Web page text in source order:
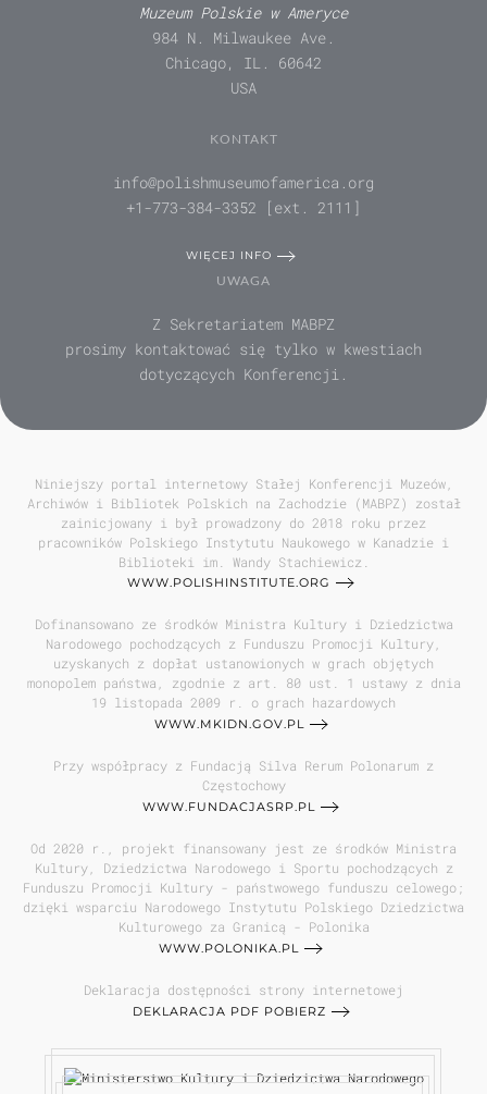
Muzeum Polskie w Ameryce
984 N. Milwaukee Ave.
Chicago, IL. 60642
USA
KONTAKT
info@polishmuseumofamerica.org
+1-773-384-3352 [ext. 2111]
WIĘCEJ INFO
UWAGA
Z Sekretariatem MABPZ
prosimy kontaktować się tylko w kwestiach
dotyczących Konferencji.
Niniejszy portal internetowy Stałej Konferencji Muzeów,
Archiwów i Bibliotek Polskich na Zachodzie (MABPZ) został
zainicjowany i był prowadzony do 2018 roku przez
pracowników Polskiego Instytutu Naukowego w Kanadzie i
Biblioteki im. Wandy Stachiewicz.
WWW.POLISHINSTITUTE.ORG
Dofinansowano ze środków Ministra Kultury i Dziedzictwa
Narodowego pochodzących z Funduszu Promocji Kultury,
uzyskanych z dopłat ustanowionych w grach objętych
monopolem państwa, zgodnie z art. 80 ust. 1 ustawy z dnia
19 listopada 2009 r. o grach hazardowych
WWW.MKIDN.GOV.PL
Przy współpracy z Fundacją Silva Rerum Polonarum z
Częstochowy
WWW.FUNDACJASRP.PL
Od 2020 r., projekt finansowany jest ze środków Ministra
Kultury, Dziedzictwa Narodowego i Sportu pochodzących z
Funduszu Promocji Kultury - państwowego funduszu celowego;
dzięki wsparciu Narodowego Instytutu Polskiego Dziedzictwa
Kulturowego za Granicą - Polonika
WWW.POLONIKA.PL
Deklaracja dostępności strony internetowej
DEKLARACJA PDF POBIERZ